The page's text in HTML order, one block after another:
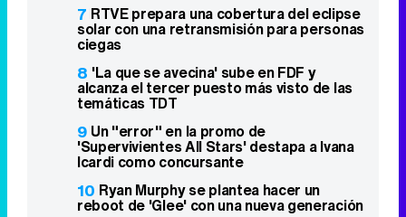
7 RTVE prepara una cobertura del eclipse
solar con una retransmisión para personas
ciegas
8 'La que se avecina' sube en FDF y
alcanza el tercer puesto más visto de las
temáticas TDT
9 Un "error" en la promo de
'Supervivientes All Stars' destapa a Ivana
Icardi como concursante
10 Ryan Murphy se plantea hacer un
reboot de 'Glee' con una nueva generación